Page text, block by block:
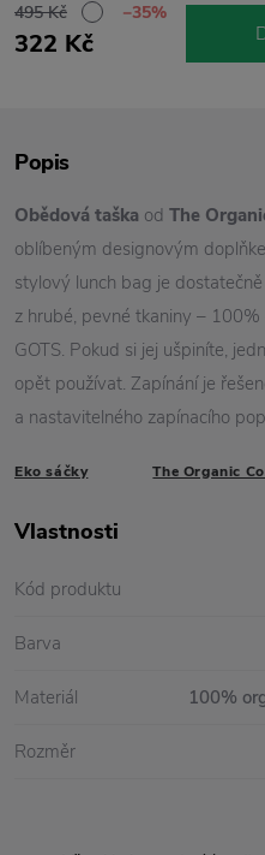
495 Kč −35%
322 Kč
Popis
Obědová taška od The
oblíbeným designovým
stylový lunch bag je
z hrubé, pevné tkaniny –
GOTS. Pokud si jej ušpiníte,
opět používat. Zapínání je
a nastavitelného zapínacího
Eko sáčky The Organic
Vlastnosti
Kód produktu
Barva
Materiál 100%
Rozměr